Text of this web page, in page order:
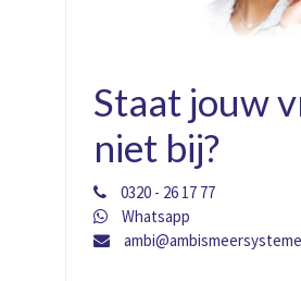
Staat jouw
niet bij?
0320 - 26 17 77
Whatsapp